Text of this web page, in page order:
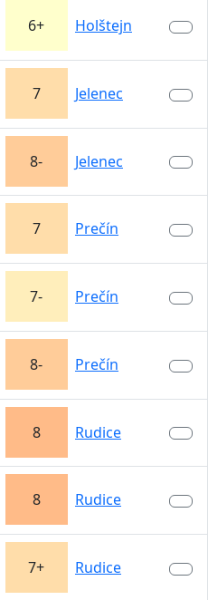
6+ Holštejn
7 Jelenec
8- Jelenec
7 Prečín
7- Prečín
8- Prečín
8 Rudice
8 Rudice
7+ Rudice